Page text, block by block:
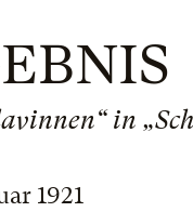
in
1921